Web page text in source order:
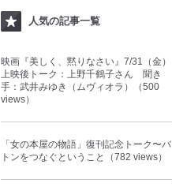
人気の記事一覧
映画『美しく、黙りなさい』7/31（金）
上映後トーク：上野千鶴子さん 聞き
手：武井みゆき（ムヴィオラ）（500
views）
「女の本屋の物語」復刊記念トーク〜バ
トンをつなぐということ（782 views）